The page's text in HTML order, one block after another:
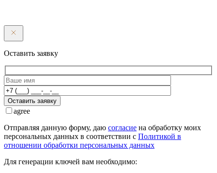
Оставить заявку
Оставить заявку
agree
Отправляя данную форму, даю согласие на обработку моих
персональных данных в соответствии с Политикой в
отношении обработки персональных данных
Для генерации ключей вам необходимо: